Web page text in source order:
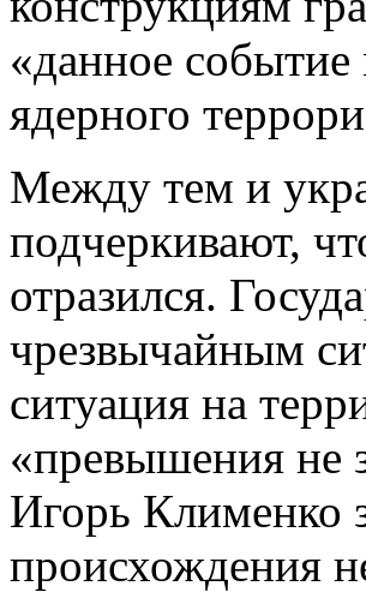
«данное событие
ядерного
Между тем и
подчеркивают,
отразился.
чрезвычайным
ситуация на
«превышения не
Игорь Клименко
происхождения